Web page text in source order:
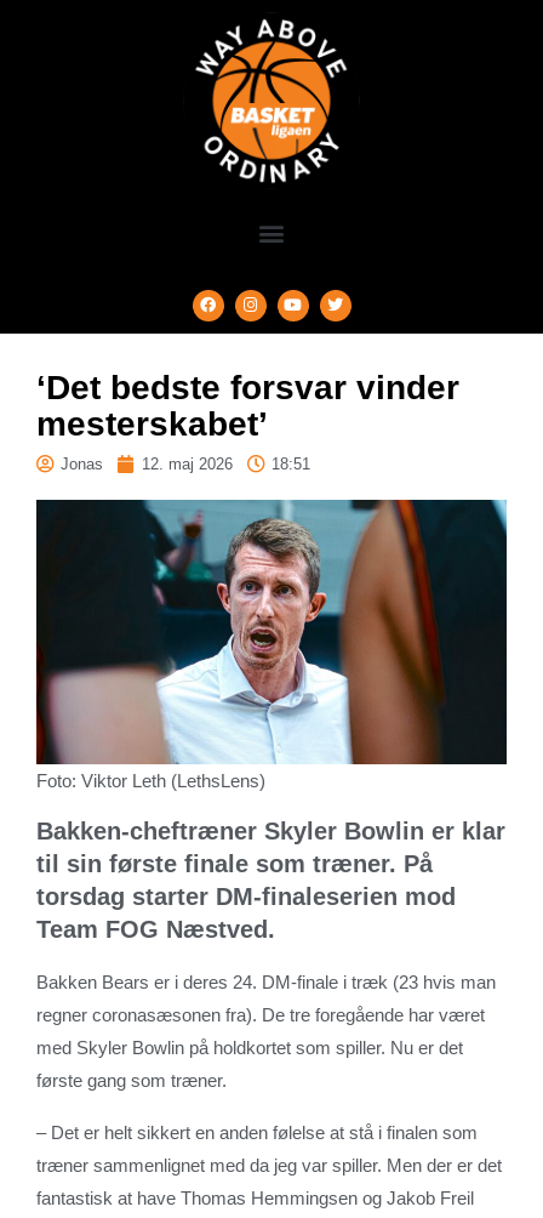
‘Det bedste forsvar vinder
mesterskabet’
Jonas 12. maj 2026 18:51
Foto: Viktor Leth (LethsLens)
Bakken-cheftræner Skyler Bowlin er klar
til sin første finale som træner. På
torsdag starter DM-finaleserien mod
Team FOG Næstved.
Bakken Bears er i deres 24. DM-finale i træk (23 hvis man
regner coronasæsonen fra). De tre foregående har været
med Skyler Bowlin på holdkortet som spiller. Nu er det
første gang som træner.
– Det er helt sikkert en anden følelse at stå i finalen som
træner sammenlignet med da jeg var spiller. Men der er det
fantastisk at have Thomas Hemmingsen og Jakob Freil